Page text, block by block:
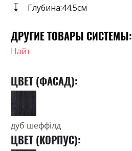
Глубина:44.5см
ДРУГИЕ ТОВАРЫ СИСТЕМЫ:
Найт
ЦВЕТ (ФАСАД):
дуб шеффілд
ЦВЕТ (КОРПУС):